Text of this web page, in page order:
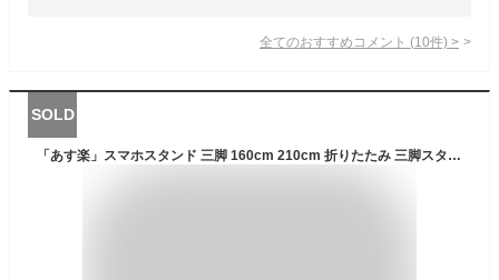
全てのおすすめコメント (10件) >
SOLD
「あす楽」スマホスタンド 三脚 160cm 210cm 折りたたみ 三脚スタンド 角度調整 高さ無段階調節 iPhone Android 三脚 スマホ ビデオ 動画撮影 360回転 折りたたみ式 スマートフォン 三脚 長い自撮り棒 軽量 コンパクト おしゃれ 旅行 運動会 撮影 ライブ配信 映画放送対応